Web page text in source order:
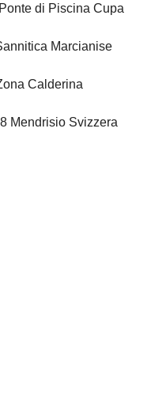
di Piscina Cupa
Marcianise
Calderina
Mendrisio Svizzera